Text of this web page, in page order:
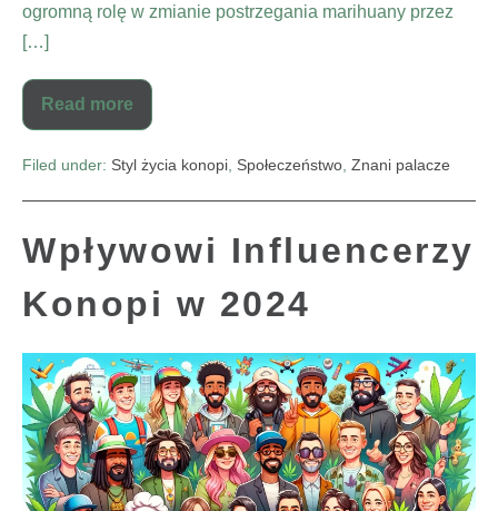
ogromną rolę w zmianie postrzegania marihuany przez
[…]
Read more
Filed under: Styl życia konopi Społeczeństwo Znani palacze
Wpływowi Influencerzy
Konopi w 2024